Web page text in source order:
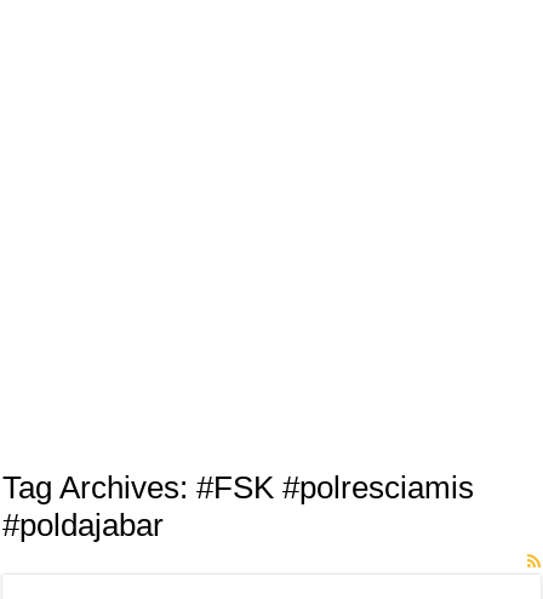
Tag Archives:#FSK #polresciamis
#poldajabar